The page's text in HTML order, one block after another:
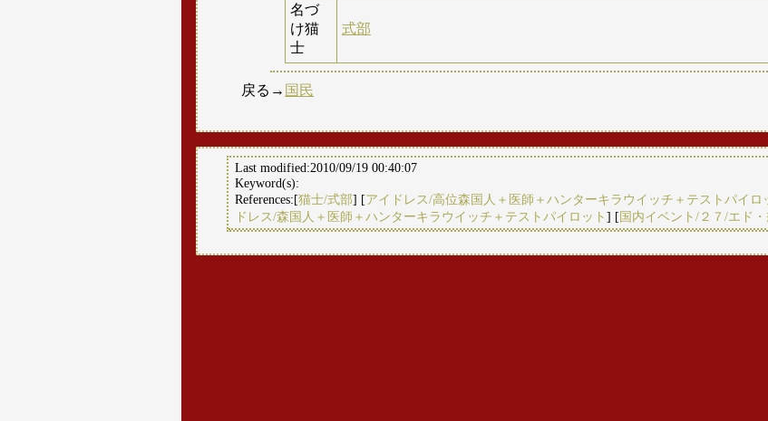
名づ
け猫
士
式部
戻る→ 国民
Last modified:2010/09/19 00:40:07
Keyword(s):
References:[猫士/式部] [アイドレス/高位森国人＋医師＋ハンターキラウイッチ＋テストパイロ
ドレス/森国人＋医師＋ハンターキラウイッチ＋テストパイロット] [国内イベント/２７/エド